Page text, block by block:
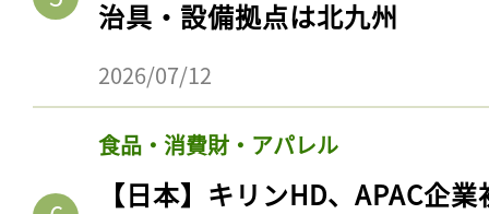
治具・設備拠点は北九州
2026/07/12
食品・消費財・アパレル
【日本】キリンHD、APAC企